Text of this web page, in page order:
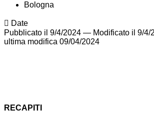
Bologna
Date
Pubblicato il 9/4/2024 — Modificato il 9/4/
ultima modifica 09/04/2024
RECAPITI